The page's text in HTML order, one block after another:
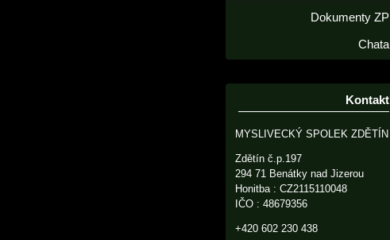
Dokumenty ZP
Chata
Kontakt
MYSLIVECKÝ SPOLEK ZDĚTÍN
Zdětín č.p.197
294 71 Benátky nad Jizerou
Honitba : CZ2115110048
IČO : 48679356
+420 602 230 438